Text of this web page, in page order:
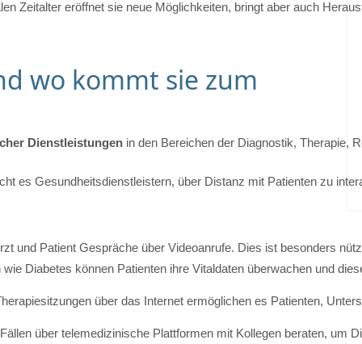
Zeitalter eröffnet sie neue Möglichkeiten, bringt aber auch
wo kommt sie zum
Dienstleistungen in den Bereichen der Diagnostik, Therapie,
es Gesundheitsdienstleistern, über Distanz mit Patienten zu
und Patient Gespräche über Videoanrufe. Dies ist besonders
Diabetes können Patienten ihre Vitaldaten überwachen und
über das Internet ermöglichen es Patienten,
über telemedizinische Plattformen mit Kollegen beraten, um